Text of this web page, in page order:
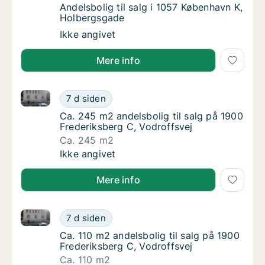
Andelsbolig til salg i 1057 København K,
Andelsbolig til salg i 1057 København K,
Holbergsgade
Andelsbolig til salg i 1057 København K,
Ikke angivet
Mere info
Ca. 245 m2 andelsbolig til salg på 1900
7 d siden
Ca. 245 m2 andelsbolig til salg på 1900
Ca. 245 m2 andelsbolig til salg på 1900
Ca. 245 m2 andelsbolig til salg på 1900
Frederiksberg C, Vodroffsvej
Ca. 245 m2
Ca. 245 m2 andelsbolig til salg på 1900
Ikke angivet
Mere info
Ca. 110 m2 andelsbolig til salg på 1900
7 d siden
Ca. 110 m2 andelsbolig til salg på 1900
Ca. 110 m2 andelsbolig til salg på 1900
Ca. 110 m2 andelsbolig til salg på 1900
Frederiksberg C, Vodroffsvej
Ca. 110 m2